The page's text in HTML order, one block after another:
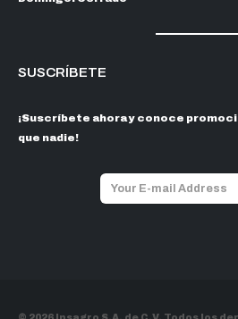
SUSCRÍBETE
¡Suscríbete ahora y conoce
que nadie!